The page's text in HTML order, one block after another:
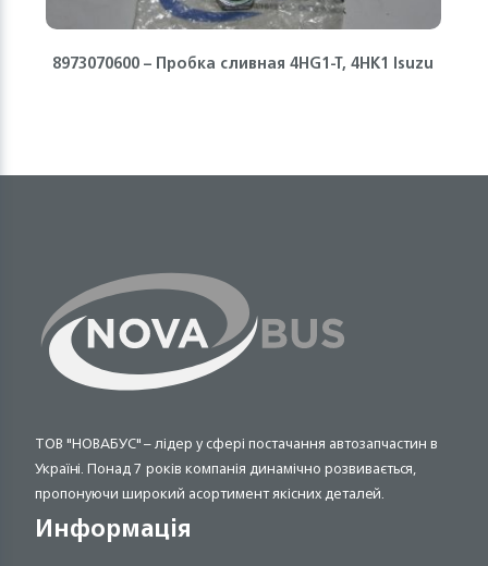
8973070600 – Пробка сливная 4HG1-T, 4HK1 Isuzu
ТОВ "НОВАБУС" – лідер у сфері постачання автозапчастин в
Україні. Понад 7 років компанія динамічно розвивається,
пропонуючи широкий асортимент якісних деталей.
Информація